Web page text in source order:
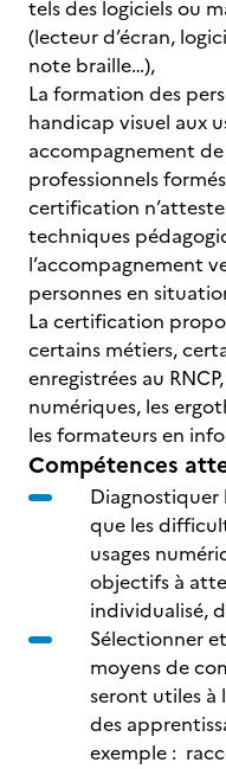
tels des logiciels ou
(lecteur d’écran,
note braille…),
La formation des
handicap visuel aux
accompagnement
professionnels
certification
techniques
l’accompagnement
personnes en
La certification
certains métiers,
enregistrées au
numériques, les
les formateurs en
Compétences
Diagnostiquer
que les
usages
objectifs à
individualisé,
Sélectionner
moyens de
seront utiles à
des
exemple :